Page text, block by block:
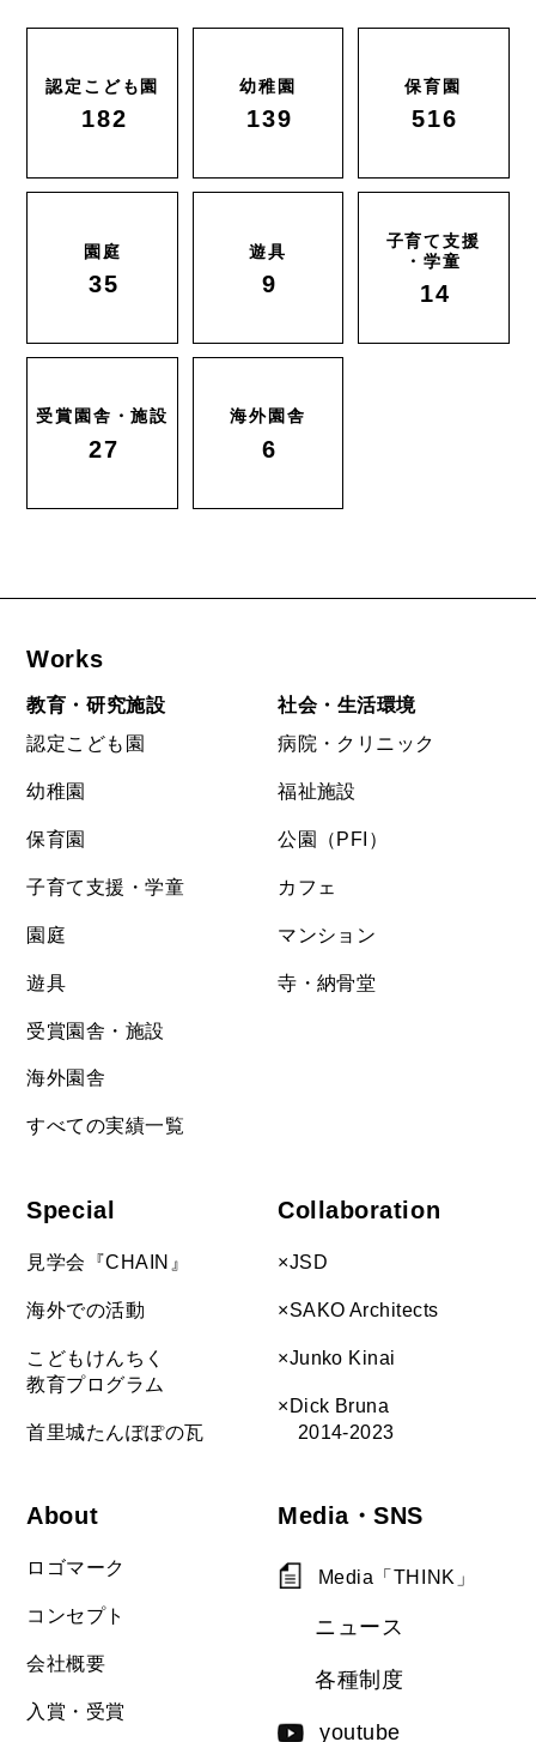
認定こども園
182
幼稚園
139
保育園
516
園庭
35
遊具
9
子育て支援
・学童
14
受賞園舎・施設
27
海外園舎
6
Works
教育・研究施設
認定こども園
幼稚園
保育園
子育て支援・学童
園庭
遊具
受賞園舎・施設
海外園舎
すべての実績一覧
社会・生活環境
病院・クリニック
福祉施設
公園（PFI）
カフェ
マンション
寺・納骨堂
Special
見学会『CHAIN』
海外での活動
こどもけんちく
教育プログラム
首里城たんぽぽの瓦
Collaboration
×JSD
×SAKO Architects
×Junko Kinai
×Dick Bruna
2014-2023
About
ロゴマーク
コンセプト
会社概要
入賞・受賞
Media・SNS
Media「THINK」
ニュース
各種制度
youtube